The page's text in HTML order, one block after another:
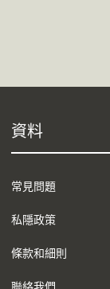
資料
常見問題
私隱政策
條款和細則